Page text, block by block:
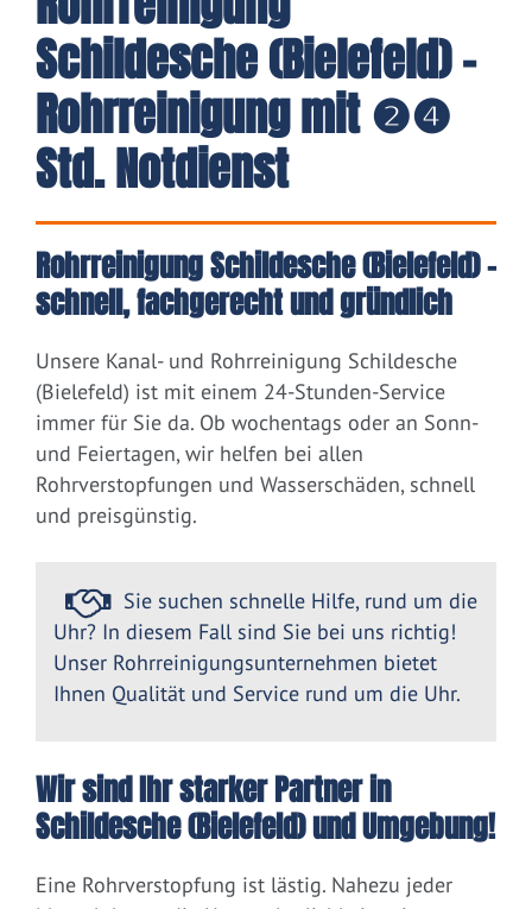
Schildesche (Bielefeld) -
Rohrreinigung mit ❷❹
Std. Notdienst
Rohrreinigung Schildesche (Bielefeld) –
schnell, fachgerecht und gründlich
Unsere Kanal- und Rohrreinigung Schildesche
(Bielefeld) ist mit einem 24-Stunden-Service
immer für Sie da. Ob wochentags oder an Sonn-
und Feiertagen, wir helfen bei allen
Rohrverstopfungen und Wasserschäden, schnell
und preisgünstig.
Sie suchen schnelle Hilfe, rund um die
Uhr? In diesem Fall sind Sie bei uns richtig!
Unser Rohrreinigungsunternehmen bietet
Ihnen Qualität und Service rund um die Uhr.
Wir sind Ihr starker Partner in
Schildesche (Bielefeld) und Umgebung!
Eine Rohrverstopfung ist lästig. Nahezu jeder